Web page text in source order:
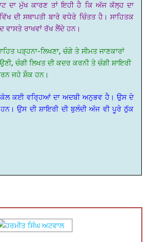
ਦਾ ਮੁੱਖ ਕਾਰਣ ਤਾਂ ਇਹੀ ਹੈ ਕਿ ਅੱਜ ਕੱਲ੍ਹ ਦਾ
ਦੀ ਸਥਾਪਤੀ ਬਾਰੇ ਵਧੇਰੇ ਚਿੰਤਤ ਹੈ। ਸਾਹਿਤਕ
ਵਾਸਤੇ ਰਾਖਵਾਂ ਰੱਖ ਲੈਂਦੇ ਹਨ।
ਪੜ੍ਹਨਾ-ਲਿਖਣਾ, ਚੰਗੇ ਤੇ ਸੀਮਤ ਜਾਣਕਾਰਾਂ
ਚੰਗੀ ਲਿਖਤ ਦੀ ਕਦਰ ਕਰਨੀ ਤੇ ਚੰਗੀ ਸ਼ਾਇਰੀ
ਜਹੇ ਸ਼ੌਕ ਹਨ।
ਕੋਲ ਕਈ ਵਰ੍ਹਿਆਂ ਦਾ ਅਦਬੀ ਅਨੁਭਵ ਹੈ। ਉਸ ਦੇ
ਹਨ। ਉਸ ਦੀ ਸ਼ਾਇਰੀ ਦੀ ਬੁਲੰਦੀ ਅੱਜ ਵੀ ਪੂਰੇ ਠੁੱਕ